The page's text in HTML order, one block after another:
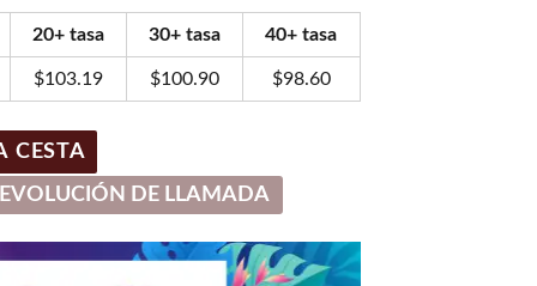
20+ tasa 30+ tasa 40+ tasa
$103.19 $100.90 $98.60
CESTA
DE LLAMADA